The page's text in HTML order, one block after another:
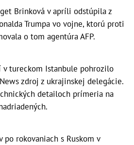
Brinková v apríli odstúpila z
Trumpa vo vojne, ktorú proti
o tom agentúra AFP.
v tureckom Istanbule pohrozilo
zdroj z ukrajinskej delegácie.
detailoch prímeria na
rokovaniach s Ruskom v